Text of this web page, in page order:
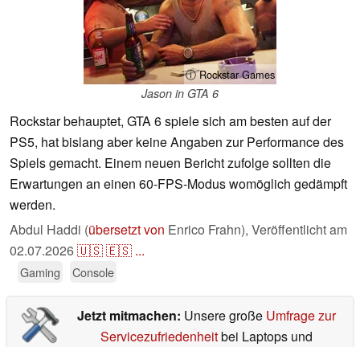
ⓘ Rockstar Games
Jason in GTA 6
Rockstar behauptet, GTA 6 spiele sich am besten auf der
PS5, hat bislang aber keine Angaben zur Performance des
Spiels gemacht. Einem neuen Bericht zufolge sollten die
Erwartungen an einen 60-FPS-Modus womöglich gedämpft
werden.
Abdul Haddi (übersetzt von Enrico Frahn), Veröffentlicht am
02.07.2026🇺🇸🇪🇸 ...
Gaming Console
Jetzt mitmachen: Unsere große Umfrage zur
Servicezufriedenheitbei Laptops und